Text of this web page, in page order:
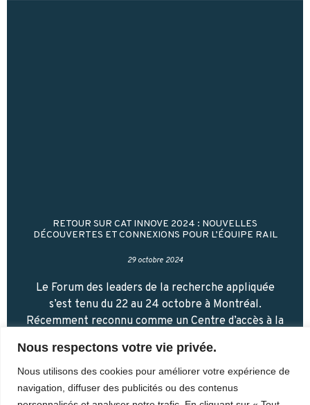
Nous respectons votre vie privée.
Nous utilisons des cookies pour améliorer votre expérience de
navigation, diffuser des publicités ou des contenus
RETOUR SUR CAT INNOVE 2024 : NOUVELLES
DÉCOUVERTES ET CONNEXIONS POUR L’ÉQUIPE RAIL
29 octobre 2024
Le Forum des leaders de la recherche appliquée
s’est tenu du 22 au 24 octobre à Montréal.
Récemment reconnu comme un Centre d’accès à la
Lire la suite